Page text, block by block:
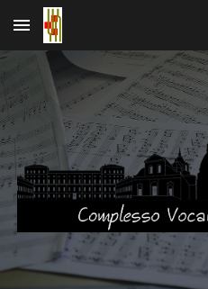
Skip to main content